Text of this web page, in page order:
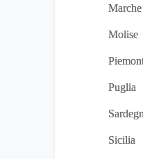
Marche
Molise
Puglia
Sicilia